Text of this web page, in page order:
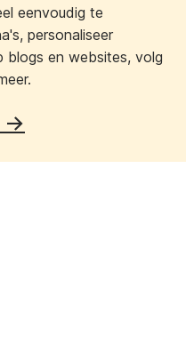
eenvoudig te
personaliseer
blogs en websites, volg
→